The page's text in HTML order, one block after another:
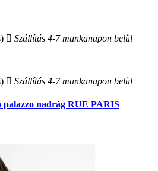
Szállítás 4-7 munkanapon belül
Szállítás 4-7 munkanapon belül
palazzo nadrág RUE PARIS